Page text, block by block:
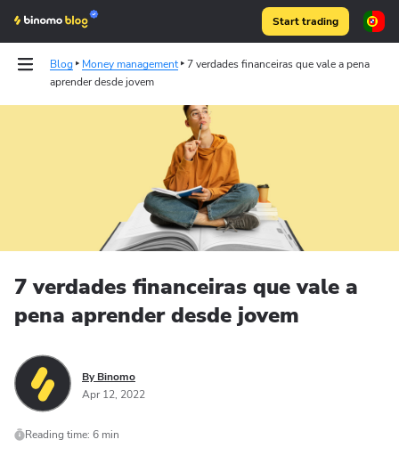
Start trading
Blog Money management
7 verdades financeiras que vale a pena
aprender desde jovem
Binomo on Telegram
7 verdades financeiras que vale a
pena aprender desde jovem
By Binomo
Apr 12, 2022
Reading time: 6 min